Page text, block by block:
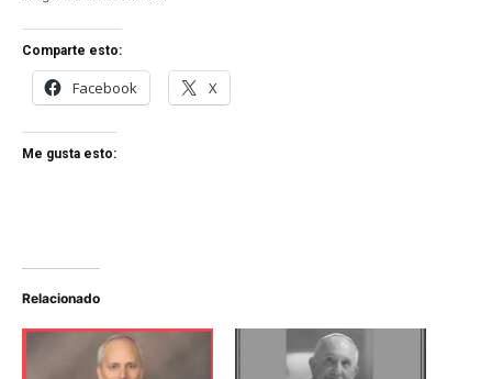
Comparte esto:
Facebook X
Me gusta esto:
Relacionado